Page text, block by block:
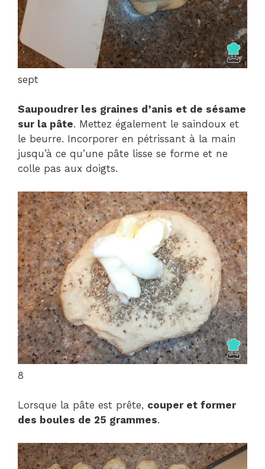
sept
Saupoudrer les graines d’anis et de sésame
sur la pâte. Mettez également le saindoux et
le beurre. Incorporer en pétrissant à la main
jusqu’à ce qu’une pâte lisse se forme et ne
colle pas aux doigts.
8
Lorsque la pâte est prête, couper et former
des boules de 25 grammes.